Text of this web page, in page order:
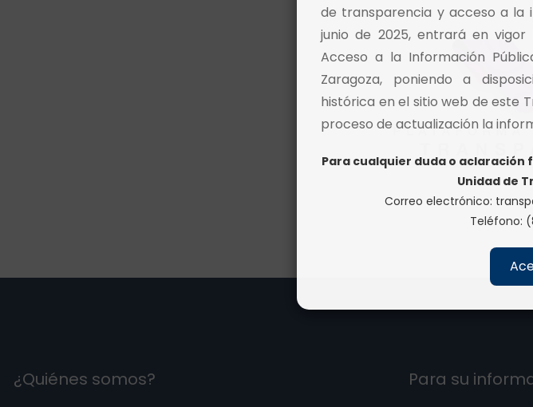
de transparencia y acceso a la
junio de 2025, entrará en
Acceso a la Información
Zaragoza, poniendo a
histórica en el sitio web de este
proceso de actualización la
Para cualquier duda o
Unidad de
Correo electrónico:
Teléfono:
¿Quiénes somos? Para su